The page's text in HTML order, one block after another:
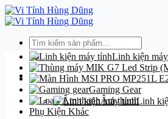
Bỏ
qua
dung
Tìm
kiếm:
Danh mục
Linh
Linh kiện
Gaming Gear
Âm thanh
Phụ Kiện Khác